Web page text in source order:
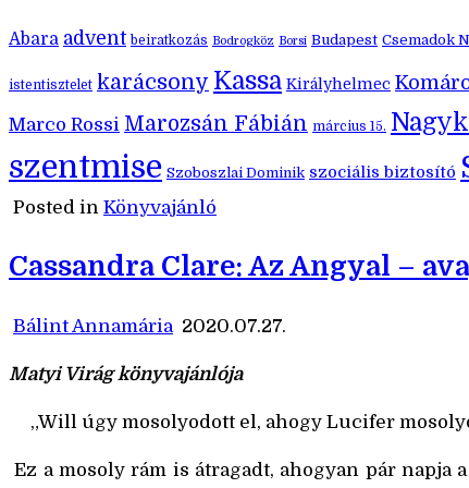
Abara advent beiratkozás Bodrogköz Borsi Budapest Csemadok
istentisztelet karácsony Kassa Királyhelmec
Marco Rossi Marozsán Fábián március 15.
szentmise Szoboszlai Dominik szociális biztosító
Posted in Könyvajánló
Cassandra Clare: Az Angyal –
Bálint Annamária 2020.07.27.
Matyi Virág könyvajánlója
„Will úgy mosolyodott el, ahogy Lucifer
Ez a mosoly rám is átragadt, ahogyan pár napja